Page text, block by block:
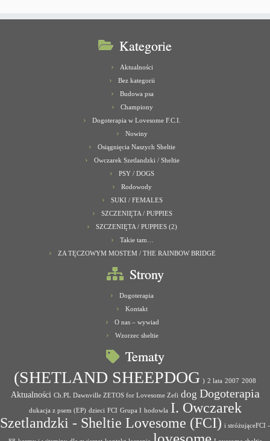
Kategorie
Aktualności
Bez kategorii
Budowa psa
Championy
Dogoterapia w Lovesome F.C.I.
Nowiny
Osiągnięcia Naszych Sheltie
Owczarek Szetlandzki / Sheltie
PSY / DOGS
Rodowody
SUKI / FEMALES
SZCZENIĘTA / PUPPIES
SZCZENIĘTA / PUPPIES (2)
Takie tam…
ZA TĘCZOWYM MOSTEM / THE RAINBOW BRIDGE
Strony
Dogoterapia
Kontakt
O nas – wywiad
Wzorzec sheltie
Tematy
(SHETLAND SHEEPDOG ) 2 lata 2007 2008
Aktualności Ch.PL Dawnville ZETOS for Lovesome Zefi dog Dogoterapia
dukacja z psem (EP) dzieci FCI Grupa I hodowla I. Owczarek
Szetlandzki - Sheltie Lovesome (FCI) i stróżująceFCI -